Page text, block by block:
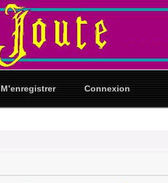
M’enregistrer Connexion